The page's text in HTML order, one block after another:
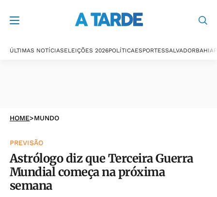
ÚLTIMAS NOTÍCIASELEIÇÕES 2026POLÍTICAESPORTESSALVADORBAHIA
HOME>MUNDO
PREVISÃO
Astrólogo diz que Terceira Guerra
Mundial começa na próxima
semana